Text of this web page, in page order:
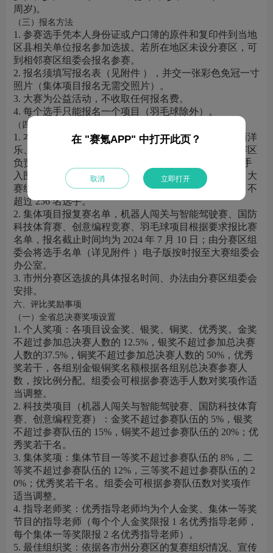
周岁)。
（三）报名方法
1. 参赛选手凭本人身份证或户口簿的原件和复印件到当地
区县相关单位报名参加选拔。若所在地区未设分赛区，可
到相邻赛区组委会报名参赛。
2. 报名须填写报名表（见附件 ），并交一张彩色免冠一寸
照片（集体项目报名无需交照片）。
3. 大赛为公益活动，不收取任何报名费。
4. 每个选手只能报名一个项目（羽毛球除外）。
（四）其他相关事项
1. 本次大赛的红领巾讲解、中国舞、流行舞、声乐、西洋
乐、民乐、语言表演、书法、绘画的个人项目由各分赛区
负责初赛和复赛的选拔，各分赛区每项目选送 16 名选手
入围参加总决赛，报名截止时间为 2024 年 7 月 20 日，大
赛组委会办公室核定总决赛参赛名额，个人项目每项目不
超过 256 名选手。
2. 集体项目报复赛名单，机器人闯关与智能驾驶赛、国防
科技体育赛、创意编程竞赛、羽毛球项目根据要求报比赛
名单，报名截止时间均为 2024 年 7 月 10 日；由分赛区组
委会将选手名单（详见附件 ）电子版按时报至大赛组委会
办公室。
3. 市州分赛区选拔的具体报名时间、办法由分赛区组委会
安排。
六、评比奖励事项
（一）全省总决赛奖项设置
1. 个人奖项：各项目设金奖、银奖、铜奖、优秀奖。金奖
不超过参加总决赛人数的 12.5%，银奖不超过参加总决赛
人数的37.5%，铜奖不超过参加总决赛人数的 50%，优秀
奖若干，各组别金银铜奖名额根据各组别总决赛参赛人
数，按比例分配。组委会可根据参赛选手人数对奖项作适
当调整。
2. 科技类项目（机器人闯关与智能驾驶赛、国防科技体育
赛、创意编程竞赛）：金奖不超过参赛队伍的 5%，银奖
不超过参赛队伍的 15%，铜奖不超过参赛队伍的 20%；优
秀奖若干名。
3. 集体奖项：集体节目一等奖不超过参赛队伍的 8%，二
等奖不超过参赛队伍的 12%，三等奖不超过参赛队伍的 2
0%；优秀奖若干名。组委会可根据参赛队伍数对奖项作
适当调整。
4. 指导老师奖：优秀指导老师均为个人金奖、集体一等奖
节目的指导老师（每个个人金奖限报 1 名优秀指导老师，
每个集体一等奖限报 2 名优秀指导老师）。
5. 最佳组织奖：依据各市州分赛区的复赛组织情况、宣传
在 "赛氪APP" 中打开此页？
取消 立即打开